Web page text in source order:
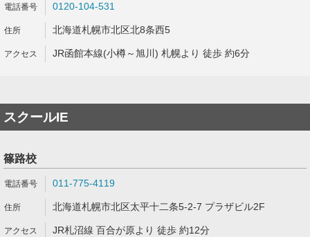
0120-104-531
北海道札幌市北区北8条西5
JR函館本線(小樽～旭川) 札幌より 徒歩 約6分
スクールIE
篠路校
011-775-4119
北海道札幌市北区太平十二条5-2-7 プラザビル2F
JR札沼線 百合が原より 徒歩 約12分